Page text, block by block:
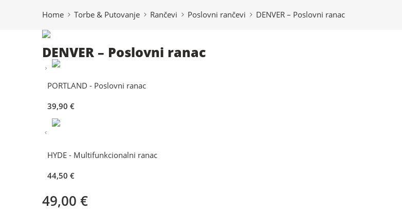
Home Torbe & Putovanje Rančevi Poslovni rančevi DENVER – Poslovni ranac
DENVER – Poslovni ranac
PORTLAND - Poslovni ranac
39,90 €
HYDE - Multifunkcionalni ranac
44,50 €
49,00 €